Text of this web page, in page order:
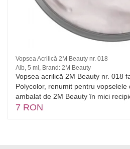
Vopsea Acrilică 2M Beauty nr. 018
Alb, 5 ml, Brand: 2M Beauty
Vopsea acrilică 2M Beauty nr. 018
Polycolor, renumit pentru vopselele
ambalat de 2M Beauty în mici
7 RON